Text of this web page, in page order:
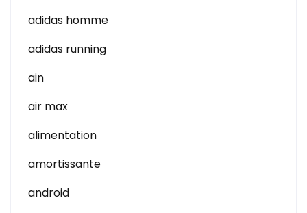
adidas homme
adidas running
ain
air max
alimentation
amortissante
android